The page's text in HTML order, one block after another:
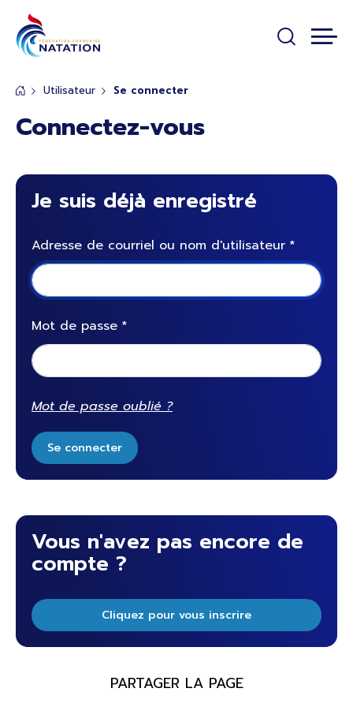
Utilisateur Se connecter
Connectez-vous
Je suis déjà enregistré
Adresse de courriel ou nom d'utilisateur
Mot de passe
Mot de passe oublié ?
Se connecter
Vous n'avez pas encore de
compte ?
Cliquez pour vous inscrire
PARTAGER LA PAGE
Panneau de gestion des cookies